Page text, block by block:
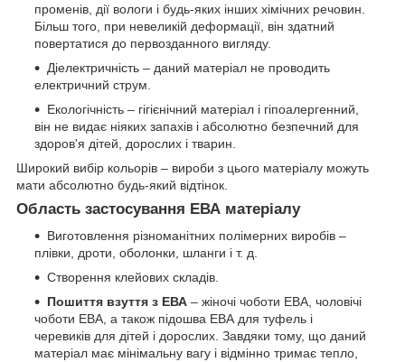
променів, дії вологи і будь-яких інших хімічних речовин.
Більш того, при невеликій деформації, він здатний
повертатися до первозданного вигляду.
Діелектричність – даний матеріал не проводить
електричний струм.
Екологічність – гігієнічний матеріал і гіпоалергенний,
він не видає ніяких запахів і абсолютно безпечний для
здоров'я дітей, дорослих і тварин.
Широкий вибір кольорів – вироби з цього матеріалу можуть
мати абсолютно будь-який відтінок.
Область застосування ЕВА матеріалу
Виготовлення різноманітних полімерних виробів –
плівки, дроти, оболонки, шланги і т. д.
Створення клейових складів.
Пошиття взуття з ЕВА – жіночі чоботи ЕВА, чоловічі
чоботи ЕВА, а також підошва ЕВА для туфель і
черевиків для дітей і дорослих. Завдяки тому, що даний
матеріал має мінімальну вагу і відмінно тримає тепло,